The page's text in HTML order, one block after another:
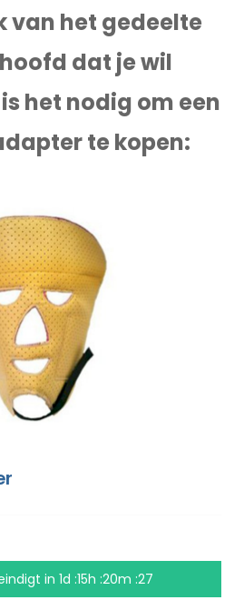
van het gedeelte
dat je wil
het nodig om een
te kopen:
in 1d :15h :20m :26